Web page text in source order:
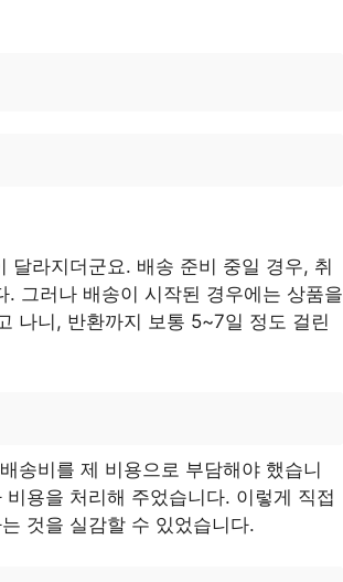
달라지더군요. 배송 준비 중일 경우, 취
그러나 배송이 시작된 경우에는 상품을
나니, 반환까지 보통 5~7일 정도 걸린
송비를 제 비용으로 부담해야 했습니
용을 처리해 주었습니다. 이렇게 직접
것을 실감할 수 있었습니다.